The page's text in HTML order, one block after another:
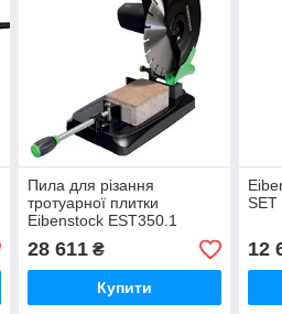
Пила для різання
тротуарної плитки
Eibenstock EST350.1
28 611₴
Купити
SET
12